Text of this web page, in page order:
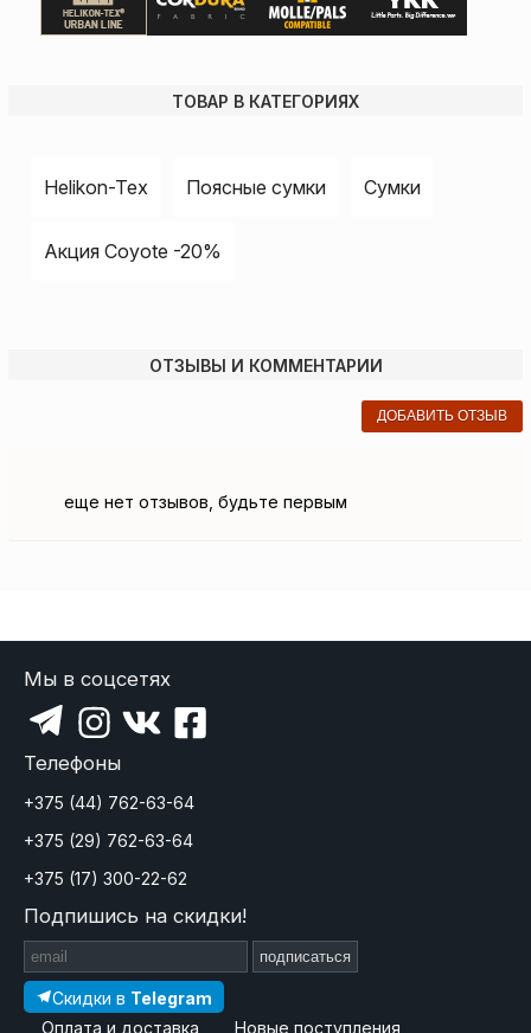
ТОВАР В КАТЕГОРИЯХ
Helikon-Tex Поясные сумки Сумки
Акция Coyote -20%
ОТЗЫВЫ И КОММЕНТАРИИ
ДОБАВИТЬ ОТЗЫВ
еще нет отзывов, будьте первым
Мы в соцсетях
Телефоны
+375 (44) 762-63-64
+375 (29) 762-63-64
+375 (17) 300-22-62
Подпишись на скидки!
подписаться
Скидки в Telegram
Оплата и доставка
Новые поступления